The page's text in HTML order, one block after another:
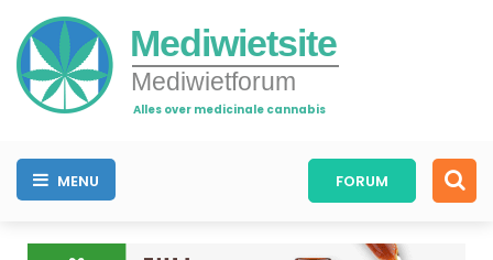
Mediwietsite
Mediwietforum
Alles over medicinale cannabis
MENU FORUM